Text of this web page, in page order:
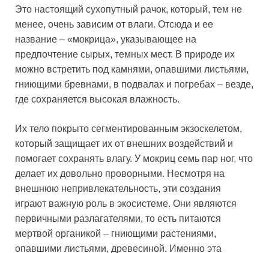
Это настоящий сухопутный рачок, который, тем не
менее, очень зависим от влаги. Отсюда и ее
название – «мокрица», указывающее на
предпочтение сырых, темных мест. В природе их
можно встретить под камнями, опавшими листьями,
гниющими бревнами, в подвалах и погребах – везде,
где сохраняется высокая влажность.
Их тело покрыто сегментированным экзоскелетом,
который защищает их от внешних воздействий и
помогает сохранять влагу. У мокриц семь пар ног, что
делает их довольно проворными. Несмотря на
внешнюю непривлекательность, эти создания
играют важную роль в экосистеме. Они являются
первичными разлагателями, то есть питаются
мертвой органикой – гниющими растениями,
опавшими листьями, древесиной. Именно эта